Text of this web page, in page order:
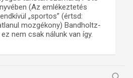
(Az emlékeztetés
„sportos” (értsd:
mozgékony) Bandholtz-
nem csak nálunk van így.